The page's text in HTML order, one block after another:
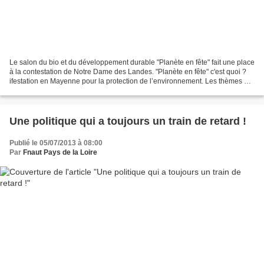
Le salon du bio et du développement durable "Planète en fête" fait une place
à la contestation de Notre Dame des Landes. "Planète en fête" c'est quoi ?
ifestation en Mayenne pour la protection de l’environnement. Les thèmes de
Une politique qui a toujours un train de retard !
Publié le 05/07/2013 à 08:00
Par Fnaut Pays de la Loire